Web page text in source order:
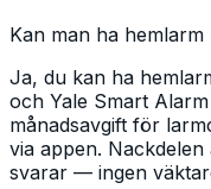
Kan man ha
Ja, du kan ha
och Yale Smart
månadsavgift för
via appen.
svarar — ingen